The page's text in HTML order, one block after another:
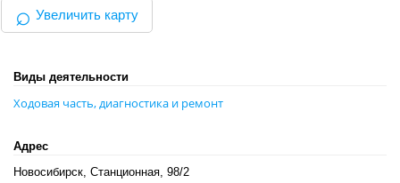
⌕ Увеличить карту
Виды деятельности
Ходовая часть, диагностика и ремонт
Адрес
Новосибирск, Станционная, 98/2